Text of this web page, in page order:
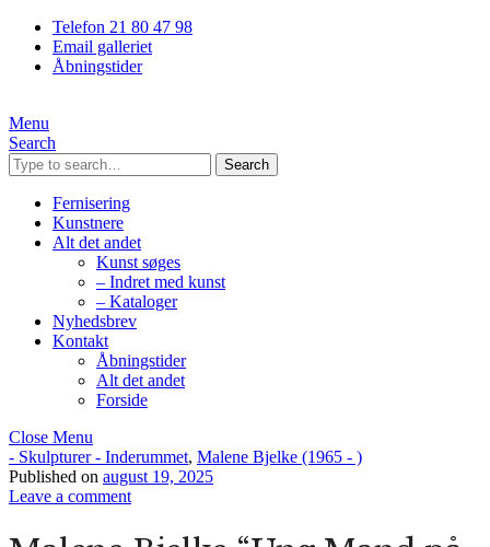
Telefon 21 80 47 98
Email galleriet
Åbningstider
Menu
Search
Search
Fernisering
Kunstnere
Alt det andet
Kunst søges
– Indret med kunst
– Kataloger
Nyhedsbrev
Kontakt
Åbningstider
Alt det andet
Forside
Close Menu
- Skulpturer - Inderummet, Malene Bjelke (1965 - )
Published on august 19, 2025
Leave a comment